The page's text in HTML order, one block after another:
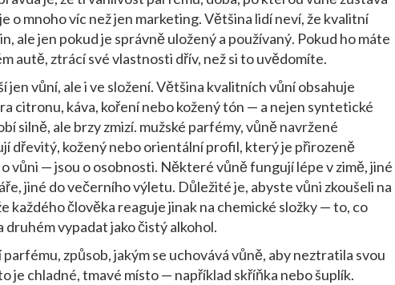
je o mnoho víc než jen marketing. Většina lidí neví, že kvalitní
ale jen pokud je správně uložený a používaný. Pokud ho máte
autě, ztrácí své vlastnosti dřív, než si to uvědomíte.
jen vůní, ale i ve složení. Většina kvalitních vůní obsahuje
citronu, káva, koření nebo kožený tón — a nejen syntetické
silně, ale brzy zmizí. mužské parfémy,vůně navržené
dřevitý, kožený nebo orientální profil, který je přirozeně
vůni — jsou o osobnosti. Některé vůně fungují lépe v zimě, jiné
jiné do večerního výletu. Důležité je, abyste vůni zkoušeli na
každého člověka reaguje jinak na chemické složky — to, co
druhém vypadat jako čistý alkohol.
parfému, způsob, jakým se uchovává vůně, aby neztratila svou
je chladné, tmavé místo — například skříňka nebo šuplík.